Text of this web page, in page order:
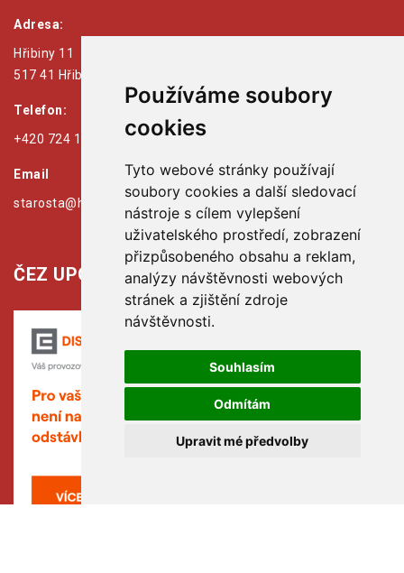
Používáme soubory
cookies
Tyto webové stránky používají
soubory cookies a další sledovací
nástroje s cílem vylepšení
uživatelského prostředí, zobrazení
přizpůsobeného obsahu a reklam,
analýzy návštěvnosti webových
stránek a zjištění zdroje
návštěvnosti.
Souhlasím
Odmítám
Upravit mé předvolby
Adresa:
Hřibiny 11
517 41 Hřibiny - Ledská
Telefon:
+420 724 179 125
Email
starosta@hribiny-ledska.cz
ČEZ UPOZORŇUJE: